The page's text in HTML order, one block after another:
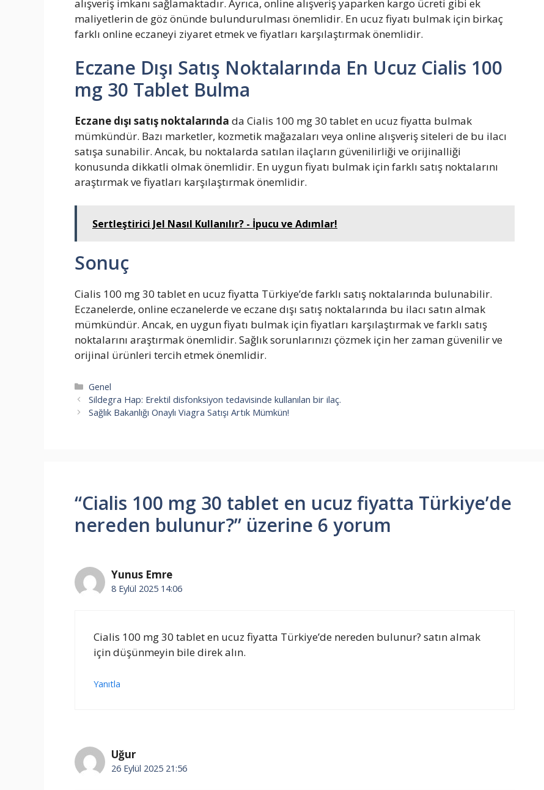
alışveriş imkanı sağlamaktadır. Ayrıca, online alışveriş yaparken kargo ücreti gibi ek
maliyetlerin de göz önünde bulundurulması önemlidir. En ucuz fiyatı bulmak için birkaç
farklı online eczaneyi ziyaret etmek ve fiyatları karşılaştırmak önemlidir.
Eczane Dışı Satış Noktalarında En Ucuz Cialis 100
mg 30 Tablet Bulma
Eczane dışı satış noktalarında da Cialis 100 mg 30 tablet en ucuz fiyatta bulmak
mümkündür. Bazı marketler, kozmetik mağazaları veya online alışveriş siteleri de bu ilacı
satışa sunabilir. Ancak, bu noktalarda satılan ilaçların güvenilirliği ve orijinalliği
konusunda dikkatli olmak önemlidir. En uygun fiyatı bulmak için farklı satış noktalarını
araştırmak ve fiyatları karşılaştırmak önemlidir.
Sertleştirici Jel Nasıl Kullanılır? - İpucu ve Adımlar!
Sonuç
Cialis 100 mg 30 tablet en ucuz fiyatta Türkiye’de farklı satış noktalarında bulunabilir.
Eczanelerde, online eczanelerde ve eczane dışı satış noktalarında bu ilacı satın almak
mümkündür. Ancak, en uygun fiyatı bulmak için fiyatları karşılaştırmak ve farklı satış
noktalarını araştırmak önemlidir. Sağlık sorunlarınızı çözmek için her zaman güvenilir ve
orijinal ürünleri tercih etmek önemlidir.
Kategoriler
Genel
Sildegra Hap: Erektil disfonksiyon tedavisinde kullanılan bir ilaç.
Sağlık Bakanlığı Onaylı Viagra Satışı Artık Mümkün!
“Cialis 100 mg 30 tablet en ucuz fiyatta Türkiye’de
nereden bulunur?” üzerine 6 yorum
Yunus Emre
8 Eylül 2025 14:06
Cialis 100 mg 30 tablet en ucuz fiyatta Türkiye’de nereden bulunur? satın almak
için düşünmeyin bile direk alın.
Yanıtla
Uğur
26 Eylül 2025 21:56